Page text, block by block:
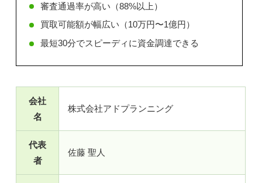
審査通過率が高い（88%以上）
買取可能額が幅広い（10万円〜1億円）
最短30分でスピーディに資金調達できる
会社
名
株式会社アドプランニング
代表
者
佐藤 聖人